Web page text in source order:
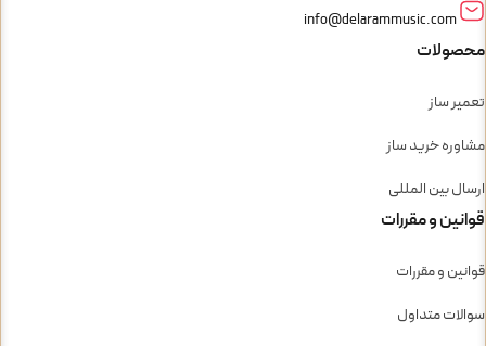
info@delarammusic.com
محصولات
تعمیر ساز
مشاوره خرید ساز
ارسال بین المللی
قوانین و مقررات
قوانین و مقررات
سوالات متداول